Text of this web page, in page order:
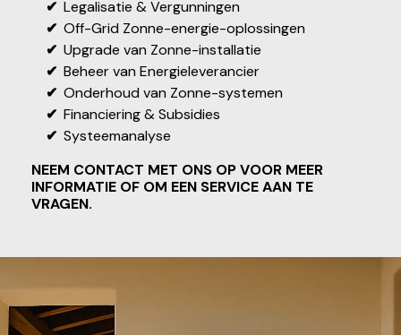
Legalisatie & Vergunningen
Off-Grid Zonne-energie-oplossingen
Upgrade van Zonne-installatie
Beheer van Energieleverancier
Onderhoud van Zonne-systemen
Financiering & Subsidies
Systeemanalyse
NEEM CONTACT MET ONS OP VOOR MEER
INFORMATIE OF OM EEN SERVICE AAN TE
VRAGEN.